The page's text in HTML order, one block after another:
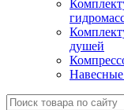
душей